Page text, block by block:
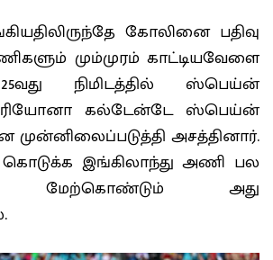
கோலினை பதிவு
மும்முரம் காட்டியவேளை
நிமிடத்தில் ஸ்பெய்ன்
கல்டேன்டே ஸ்பெய்ன்
அசத்தினார்.
கொடுக்க இங்கிலாந்து அணி பல
மேற்கொண்டும் அது